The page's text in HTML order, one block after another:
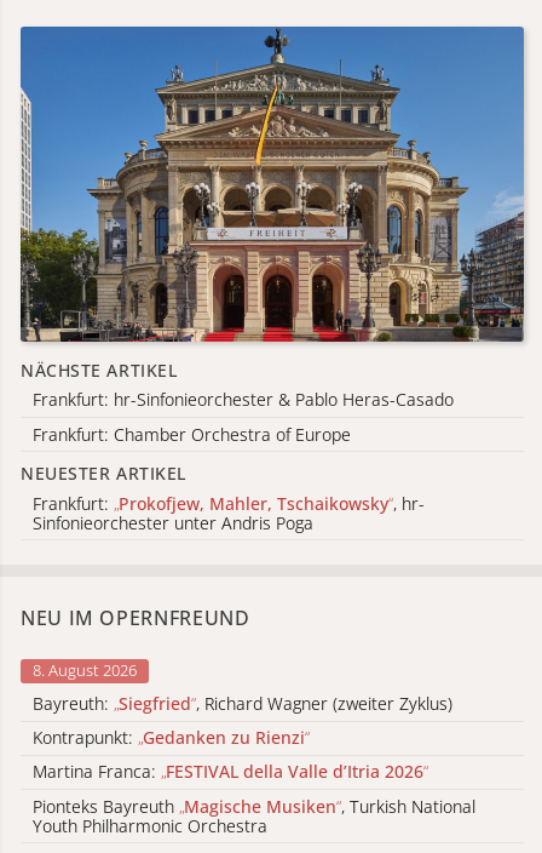
NÄCHSTE ARTIKEL
Frankfurt: hr-Sinfonieorchester & Pablo Heras-Casado
Frankfurt: Chamber Orchestra of Europe
NEUESTER ARTIKEL
Frankfurt: „Prokofjew, Mahler, Tschaikowsky“, hr-
Sinfonieorchester unter Andris Poga
NEU IM OPERNFREUND
8. August 2026
Bayreuth: „Siegfried“, Richard Wagner (zweiter Zyklus)
Kontrapunkt: „Gedanken zu Rienzi“
Martina Franca: „FESTIVAL della Valle d’Itria 2026“
Pionteks Bayreuth „Magische Musiken“, Turkish National
Youth Philharmonic Orchestra